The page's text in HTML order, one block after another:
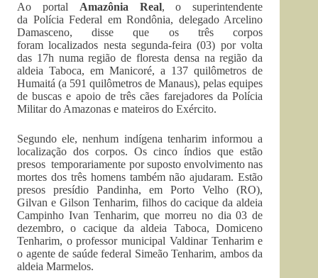
Ao portal Amazônia Real, o superintendente
da Polícia Federal em Rondônia, delegado Arcelino
Damasceno, disse que os três corpos
foram localizados nesta segunda-feira (03) por volta
das 17h numa região de floresta densa na região da
aldeia Taboca, em Manicoré, a 137 quilômetros de
Humaitá (a 591 quilômetros de Manaus), pelas equipes
de buscas e apoio de três cães farejadores da Polícia
Militar do Amazonas e mateiros do Exército.
Segundo ele, nenhum indígena tenharim informou a
localização dos corpos. Os cinco índios que estão
presos temporariamente por suposto envolvimento nas
mortes dos três homens também não ajudaram. Estão
presos presídio Pandinha, em Porto Velho (RO),
Gilvan e Gilson Tenharim, filhos do cacique da aldeia
Campinho Ivan Tenharim, que morreu no dia 03 de
dezembro, o cacique da aldeia Taboca, Domiceno
Tenharim, o professor municipal Valdinar Tenharim e
o agente de saúde federal Simeão Tenharim, ambos da
aldeia Marmelos.